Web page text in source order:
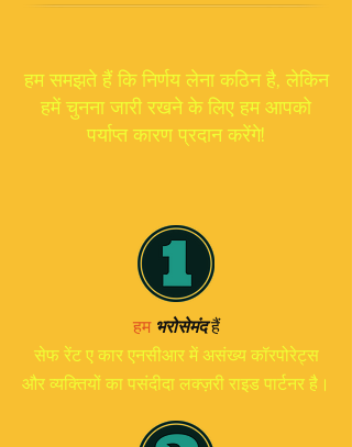
हम समझते हैं कि निर्णय लेना कठिन है, लेकिन
हमें चुनना जारी रखने के लिए हम आपको
पर्याप्त कारण प्रदान करेंगे!
हम भरोसेमंदहैं
सेफ रेंट ए कार एनसीआर में असंख्य कॉरपोरेट्स
और व्यक्तियों का पसंदीदा लक्ज़री राइड पार्टनर है।